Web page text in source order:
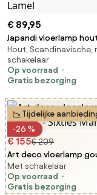
€ 89,95
Japandi vloerlamp
linnen kap 90cm -
Hout, Scandinavische,
schakelaar
Op voorraad
Gratis bezorging
Tijdelijke
-26 %
€ 155€ 209
Art deco vloerlamp
lichts - Sixties Marmo
Met schakelaar
Op voorraad
Gratis bezorging